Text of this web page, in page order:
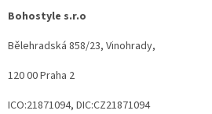
Bohostyle s.r.o
Bělehradská 858/23, Vinohrady,
120 00 Praha 2
ICO:21871094, DIC:CZ21871094